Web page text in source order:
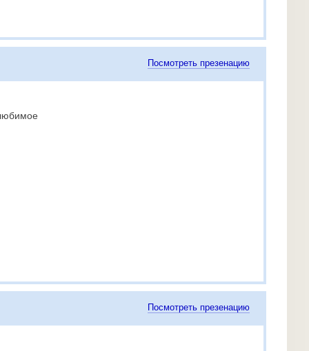
Посмотреть презенацию
Посмотреть презенацию